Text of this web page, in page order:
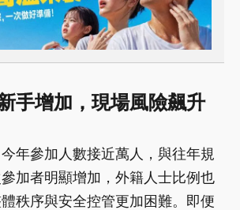
手增加，現場風險飆升
年參加人數接近萬人，與往年規
加者明顯增加，外籍人士比例也
秩序與安全控管更加困難。即便